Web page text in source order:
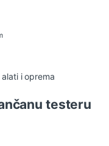
i oprema
testeru